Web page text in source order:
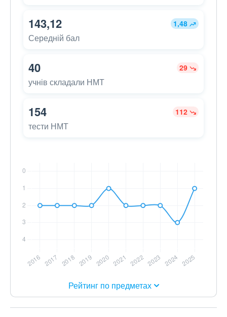
143,12 1,48
Середній бал
40 29
учнів складали НМТ
154 112
тести НМТ
Рейтинг по предметах